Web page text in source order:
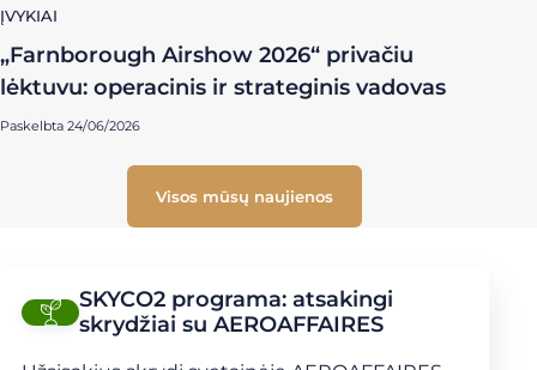
ĮVYKIAI
„Farnborough Airshow 2026“ privačiu
lėktuvu: operacinis ir strateginis vadovas
Paskelbta 24/06/2026
Visos mūsų naujienos
SKYCO2 programa: atsakingi
skrydžiai su AEROAFFAIRES